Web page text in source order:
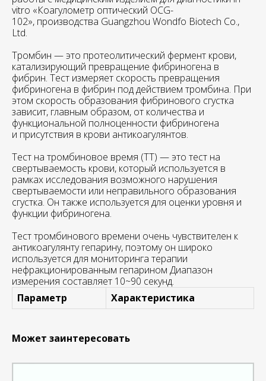
vitro «Коагулометр оптический OCG-
102», производства Guangzhou Wondfo Biotech Co.,
Ltd.
Тромбин — это протеолитический фермент крови,
катализирующий превращение фибриногена в
фибрин. Тест измеряет скорость превращения
фибриногена в фибрин под действием тромбина. При
этом скорость образования фибринового сгустка
зависит, главным образом, от количества и
функциональной полноценности фибриногена
и присутствия в крови антикоагулянтов.
Тест на тромбиновое время (ТТ) — это тест на
свертываемость крови, который используется в
рамках исследования возможного нарушения
свертываемости или неправильного образования
сгустка. Он также используется для оценки уровня и
функции фибриногена.
Тест тромбинового времени очень чувствителен к
антикоагулянту гепарину, поэтому он широко
используется для мониторинга терапии
нефракционированным гепарином Диапазон
измерения составляет 10~90 секунд.
Параметр
Характеристика
Может заинтересовать